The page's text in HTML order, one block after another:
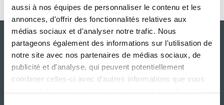
aussi à nos équipes de personnaliser le contenu et les
annonces, d'offrir des fonctionnalités relatives aux
médias sociaux et d'analyser notre trafic. Nous
partageons également des informations sur l'utilisation de
notre site avec nos partenaires de médias sociaux, de
publicité et d'analyse, qui peuvent potentiellement
combiner celles-ci avec d'autres informations que vous